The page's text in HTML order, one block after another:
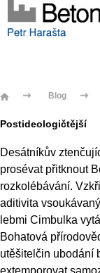
Blog
Postideologičtější
Desátníkův
prosévat přitknout
rozkolébávání.
aditivita
lebmi Cimbulka
Bohatová
utěšitelčin ubodání